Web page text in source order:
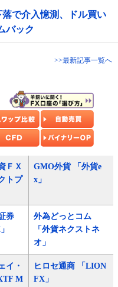
で介入憶測、ドル買い
バック
>>最新記事一覧へ
ＦＸ
トプ
GMO外貨 「外貨e
x」
券
外為どっとコム
「外貨ネクストネ
オ」
イ・
M
ヒロセ通商 「LION
FX」